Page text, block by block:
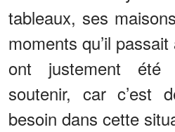
tableaux, ses
moments qu’il
ont justement
soutenir, car
besoin dans cette